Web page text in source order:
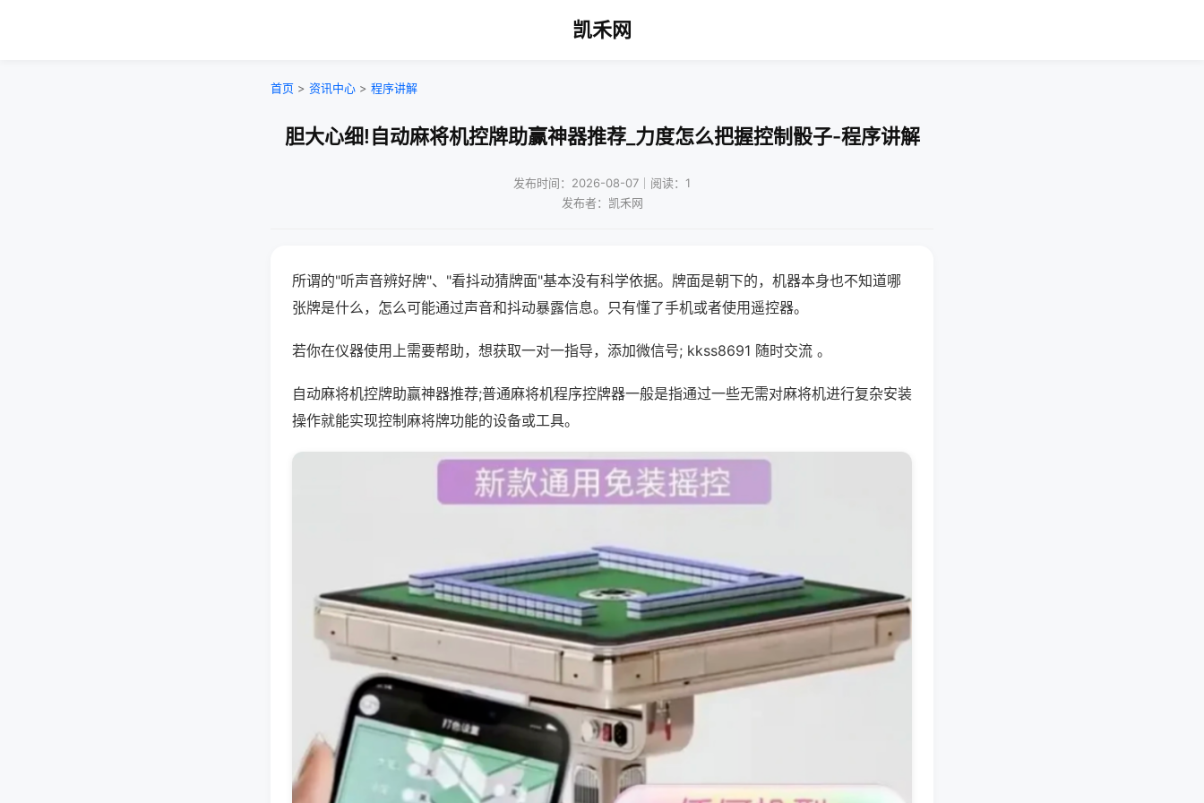
凯禾网
首页 > 资讯中心 > 程序讲解
胆大心细!自动麻将机控牌助赢神器推荐_力度怎么把握控制骰子-程序讲解
发布时间：2026-08-07｜阅读：1
发布者：凯禾网
所谓的"听声音辨好牌"、"看抖动猜牌面"基本没有科学依据。牌面是朝下的，机器本身也不知道哪
张牌是什么，怎么可能通过声音和抖动暴露信息。只有懂了手机或者使用遥控器。
若你在仪器使用上需要帮助，想获取一对一指导，添加微信号; kkss8691 随时交流 。
自动麻将机控牌助赢神器推荐;普通麻将机程序控牌器一般是指通过一些无需对麻将机进行复杂安装
操作就能实现控制麻将牌功能的设备或工具。